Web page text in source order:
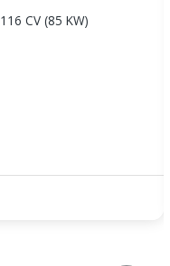
116 CV (85 KW)